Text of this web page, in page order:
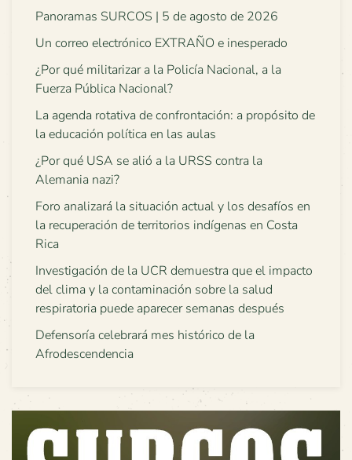
Panoramas SURCOS | 5 de agosto de 2026
Un correo electrónico EXTRAÑO e inesperado
¿Por qué militarizar a la Policía Nacional, a la
Fuerza Pública Nacional?
La agenda rotativa de confrontación: a propósito de
la educación política en las aulas
¿Por qué USA se alió a la URSS contra la
Alemania nazi?
Foro analizará la situación actual y los desafíos en
la recuperación de territorios indígenas en Costa
Rica
Investigación de la UCR demuestra que el impacto
del clima y la contaminación sobre la salud
respiratoria puede aparecer semanas después
Defensoría celebrará mes histórico de la
Afrodescendencia